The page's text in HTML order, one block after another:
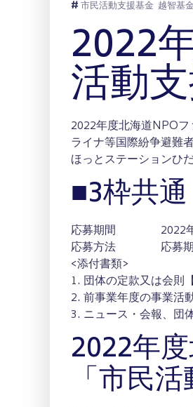
#市民活動支援基金 越智基金
2022
活動
2022年度北海道NPO
ライナ等国際紛争避難
ほっとステーションひ
■3枠共通
応募期間 2022年9
応募方法 応募期間内
<添付書類>
1. 団体の定款又は会則
2. 前事業年度の事業活
3. ニュース・会報、団
2022年
「市民